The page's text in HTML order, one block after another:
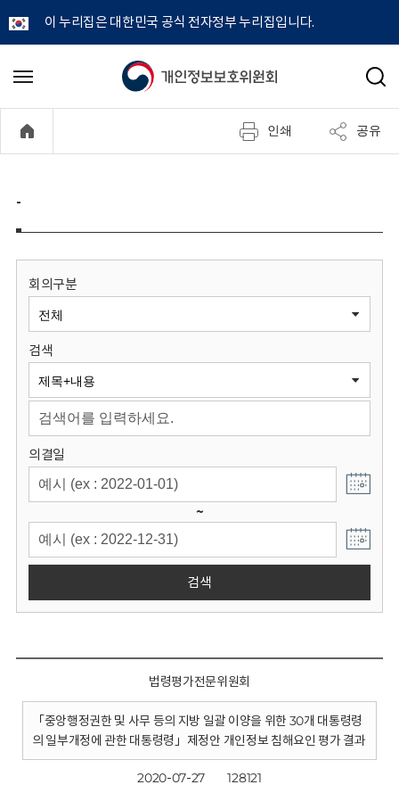
이 누리집은 대한민국 공식 전자정부 누리집입니다.
개
정
보
원
회
메
기
검
인쇄 공유
-
회의구분
검색
의결일
~
검색
법령평가전문위원회
「중앙행정권한 및 사무 등의 지방 일괄 이양을 위한 30개 대통령령
의 일부개정에 관한 대통령령」제정안 개인정보 침해요인 평가 결과
2020-07-27 128121